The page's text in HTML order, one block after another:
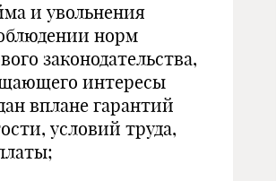
и увольнения
норм
законодательства,
интересы
вплане гарантий
условий труда,